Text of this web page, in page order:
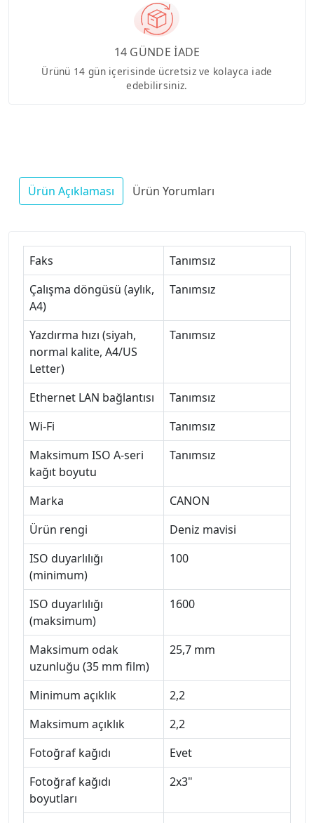
14 GÜNDE İADE
Ürünü 14 gün içerisinde ücretsiz ve kolayca iade
edebilirsiniz.
Ürün Açıklaması Ürün Yorumları
Faks
Tanımsız
Çalışma döngüsü (aylık,
A4)
Tanımsız
Yazdırma hızı (siyah,
normal kalite, A4/US
Letter)
Tanımsız
Ethernet LAN bağlantısı
Tanımsız
Wi-Fi
Tanımsız
Maksimum ISO A-seri
kağıt boyutu
Tanımsız
Marka
CANON
Ürün rengi
Deniz mavisi
ISO duyarlılığı
(minimum)
100
ISO duyarlılığı
(maksimum)
1600
Maksimum odak
uzunluğu (35 mm film)
25,7 mm
Minimum açıklık
2,2
Maksimum açıklık
2,2
Fotoğraf kağıdı
Evet
Fotoğraf kağıdı
boyutları
2x3"